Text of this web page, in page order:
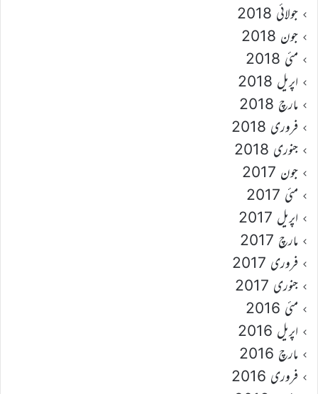
جولائی 2018
جون 2018
مئی 2018
اپریل 2018
مارچ 2018
فروری 2018
جنوری 2018
جون 2017
مئی 2017
اپریل 2017
مارچ 2017
فروری 2017
جنوری 2017
مئی 2016
اپریل 2016
مارچ 2016
فروری 2016